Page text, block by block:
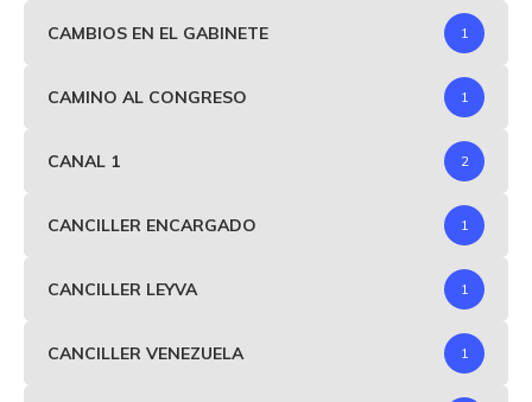
CAMBIOS EN EL GABINETE 1
CAMINO AL CONGRESO 1
CANAL 1 2
CANCILLER ENCARGADO 1
CANCILLER LEYVA 1
CANCILLER VENEZUELA 1